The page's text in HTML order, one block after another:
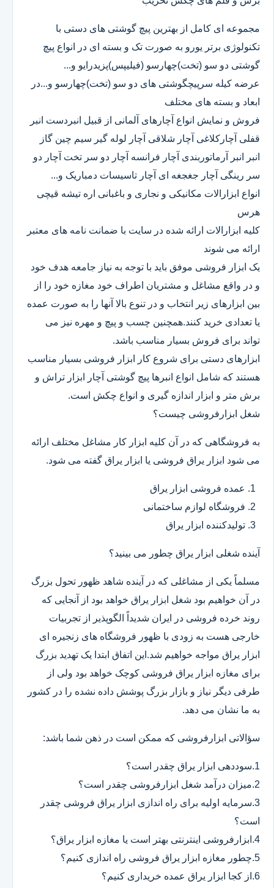
مجموعه ای کامل از بهترین پیچ گوشتی های دستی با
تکنولوژی برتر یورو به صورت تک و بسته ای در انواع پیچ
گوشتی دو سو (تخت)چهارسو (فیلیپس)پزیدرایو و...
عرضه کیله سرپیچگوشتی های دو سو (تخت)چهارسو و...در
ابعاد و بسته های مختلف
فروش و نمایش انواع آچارهای آلمانی از قبیل انبردست انبر
قفلی آچارکلاغی آچار شلاقی آچار لوله گیر سیم چین گاز
انبر انبر آرماتوربندی آچار فرانسه آچار دو سر تخت آچار دو
سر رینگی آچار جغجغه ای آچار تاسیسات دمباریک و...
انواع ابزارالات مکانیکی و نجاری و باغبانی اره تیشه قیچی
هرس
کلیه ابزارالات ارائه شده در سایت با ضمانت نامه های معتبر
ارائه می شوند
یک ابزار فروشی موفق باید با توجه به نیاز جامعه هدف خود
و در واقع مشاغل و مشتریان اطراف خود مغازه خود را از
بین ابزارهای زیر انتخاب و در تنوع بالا آنها را به صورت عمده
یا تعدادی خرید کنند.همچنین چسب و پیچ و مهره نیز می
تواند برای فروش بسیار مناسب باشد.
ابزارهای دستی برای شروع کار ابزار فروشی بسیار مناسب
هستند که شامل انواع انبرها پیچ گوشتی آچار ابزار تراش و
برش متر و ابزار اندازه گیری و انواع چکش است.
شغل ابزارفروشی چیست؟
به فروشگاهی که در آن کلیه ابزار کار مشاغل مختلف ارائه
می شود ابزار یراق فروشی یا ابزار یراق گفته می شود.
عمده فروشی ابزار یراق
فروشگاه لوازم ساختمانی
تولیدکننده ابزار یراق
آینده شغلی ابزار یراق چطور می بینید؟
مسلماً یکی از مشاغلی که در آینده شاهد ظهور تحول بزرگ
در آن خواهیم بود شغل ابزار یراق خواهد بود از آنجایی که
روند خرده فروشی در ایران شدیداً الگوپذیر از تجربیات
خارجی هست به زودی با ظهور فروشگاه های زنجیره ای
ابزار یراق مواجه خواهیم شد.این اتفاق ابتدا یک تهدید بزرگ
برای مغازه ابزار یراق فروشی کوچک خواهد بود ولی از
طرفی دیگر نیاز و بازار بزرگ پوشش داده نشده را در کشور
به ما نشان می دهد.
سؤالاتی ابزارفروشی که ممکن است در ذهن شما باشد:
1.سوددهی ابزار یراق چقدر است؟
2.میزان درآمد شغل ابزارفروشی چقدر است؟
3.سرمایه اولیه برای راه اندازی ابزار یراق فروشی چقدر
است؟
4.ابزارفروشی اینترنتی بهتر است یا مغازه ابزار یراق؟
5.چطور مغازه ابزار یراق فروشی راه اندازی کنیم؟
6.از کجا ابزار یراق عمده خریداری کنیم؟